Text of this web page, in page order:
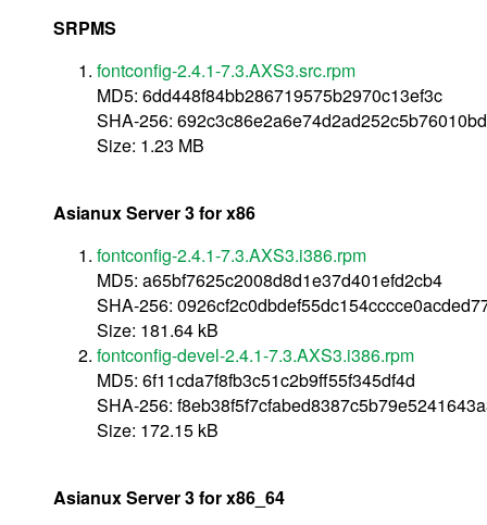
SRPMS
fontconfig-2.4.1-7.3.AXS3.src.rpm
MD5: 6dd448f84bb286719575b2970c13ef3c
SHA-256:
Size: 1.23 MB
Asianux Server 3 for x86
fontconfig-2.4.1-7.3.AXS3.i386.rpm
MD5: a65bf7625c2008d8d1e37d401efd2cb4
SHA-256:
Size: 181.64 kB
fontconfig-devel-2.4.1-7.3.AXS3.i386.rpm
MD5: 6f11cda7f8fb3c51c2b9ff55f345df4d
SHA-256:
Size: 172.15 kB
Asianux Server 3 for x86_64